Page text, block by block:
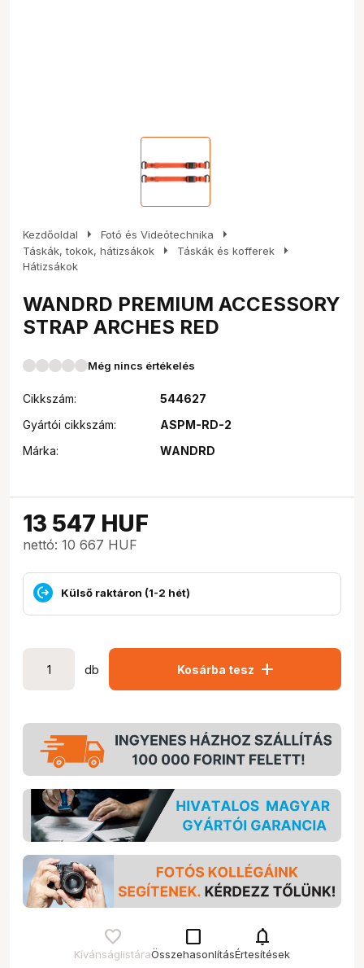
Kezdőoldal arrow_right Fotó és Videótechnika arrow_right
Táskák, tokok, hátizsákok arrow_right Táskák és kofferek arrow_right
Hátizsákok
WANDRD PREMIUM ACCESSORY
STRAP ARCHES RED
Még nincs értékelés
Cikkszám:
544627
Gyártói cikkszám:
ASPM-RD-2
Márka:
WANDRD
13 547 HUF
nettó: 10 667 HUF
Külső raktáron (1-2 hét)
db Kosárba tesz add
Kívánságlistára
check_box_outline_blank
Összehasonlítás
notifications
Értesítések